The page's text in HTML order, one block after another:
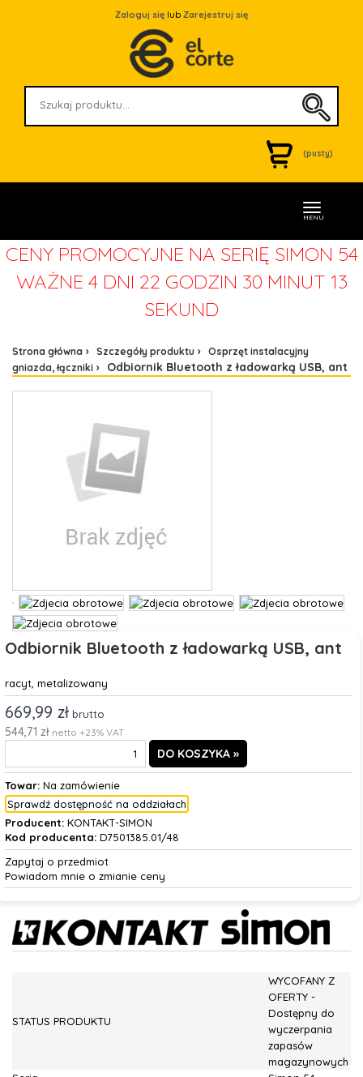
Zaloguj się lub Zarejestruj się
(pusty)
MENU
CENY PROMOCYJNE NA SERIĘ SIMON 54
WAŻNE 4 DNI 22 GODZIN 30 MINUT 13
SEKUND
Strona główna Szczegóły produktu
Osprzęt instalacyjny
gniazda, łączniki
Odbiornik Bluetooth z ładowarką USB, ant
Odbiornik Bluetooth z ładowarką USB, ant
racyt, metalizowany
669,99 zł brutto
544,71 zł netto +23% VAT
Towar:Na zamówienie
Sprawdź dostępność na oddziałach
Producent:KONTAKT-SIMON
Kod producenta:D7501385.01/48
Zapytaj o przedmiot
Powiadom mnie o zmianie ceny
STATUS PRODUKTU
WYCOFANY Z
OFERTY -
Dostępny do
wyczerpania
zapasów
magazynowych